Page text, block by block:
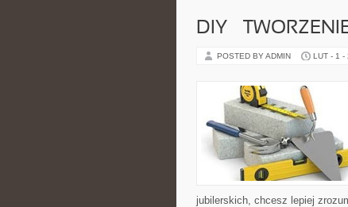
DIY –
POSTED BY ADMIN LUT - 1 -
jubilerskich, chcesz lepiej